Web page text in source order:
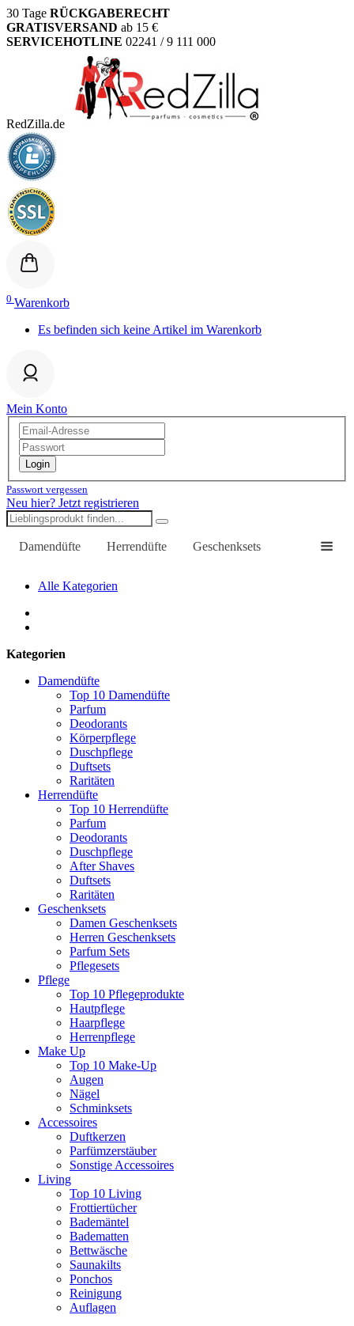
30 Tage RÜCKGABERECHT
GRATISVERSAND ab 15 €
SERVICEHOTLINE 02241 / 9 111 000
RedZilla.de
0 Warenkorb
Es befinden sich keine Artikel im Warenkorb
Mein Konto
Login
Passwort vergessen
Neu hier? Jetzt registrieren
Damendüfte Herrendüfte Geschenksets
Alle Kategorien
Kategorien
Damendüfte
Top 10 Damendüfte
Parfum
Deodorants
Körperpflege
Duschpflege
Duftsets
Raritäten
Herrendüfte
Top 10 Herrendüfte
Parfum
Deodorants
Duschpflege
After Shaves
Duftsets
Raritäten
Geschenksets
Damen Geschenksets
Herren Geschenksets
Parfum Sets
Pflegesets
Pflege
Top 10 Pflegeprodukte
Hautpflege
Haarpflege
Herrenpflege
Make Up
Top 10 Make-Up
Augen
Nägel
Schminksets
Accessoires
Duftkerzen
Parfümzerstäuber
Sonstige Accessoires
Living
Top 10 Living
Frottiertücher
Bademäntel
Badematten
Bettwäsche
Saunakilts
Ponchos
Reinigung
Auflagen